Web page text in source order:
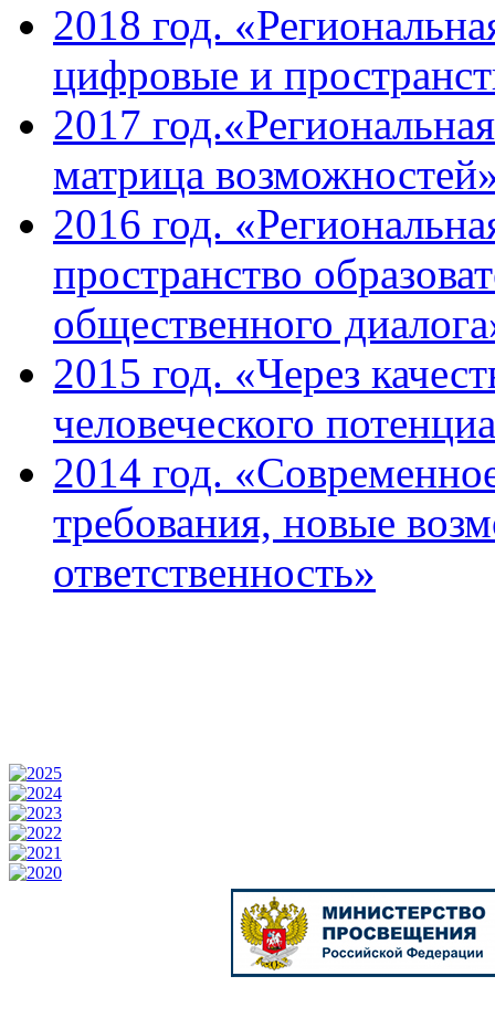
2018 год.
цифровые и
2017
матрица
2016 год.
пространство
общественного
2015 год. «Через
человеческого
2014 год.
требования, новые
ответственность»